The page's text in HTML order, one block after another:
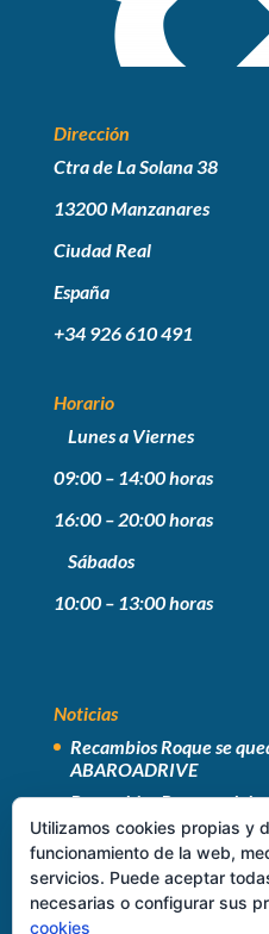
Dirección
Ctra de La Solana 38
13200 Manzanares
Ciudad Real
España
+34 926 610 491
Horario
Lunes a Viernes
09:00 – 14:00 horas
16:00 – 20:00 horas
Sábados
10:00 – 13:00 horas
Noticias
Recambios Roque se
ABAROADRIVE
Recambios Roque
Industrial B2B de
Utilizamos cookies propias y
funcionamiento de la web,
servicios. Puede aceptar
necesarias o configurar sus
cookies